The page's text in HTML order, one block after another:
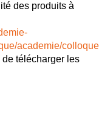
des produits à
academie/
de télécharger les